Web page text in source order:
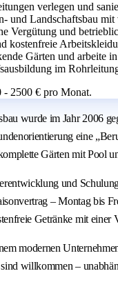
verlegen und
und Landschaftsbau
Vergütung und
kostenfreie
Gärten und arbeite
im
- 2500 € pro Monat.
wurde im Jahr 2006
eine
Gärten mit Pool
und
– Montag bis
Getränke mit
modernen
willkommen –